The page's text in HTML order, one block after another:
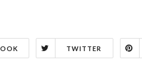
TWITTER